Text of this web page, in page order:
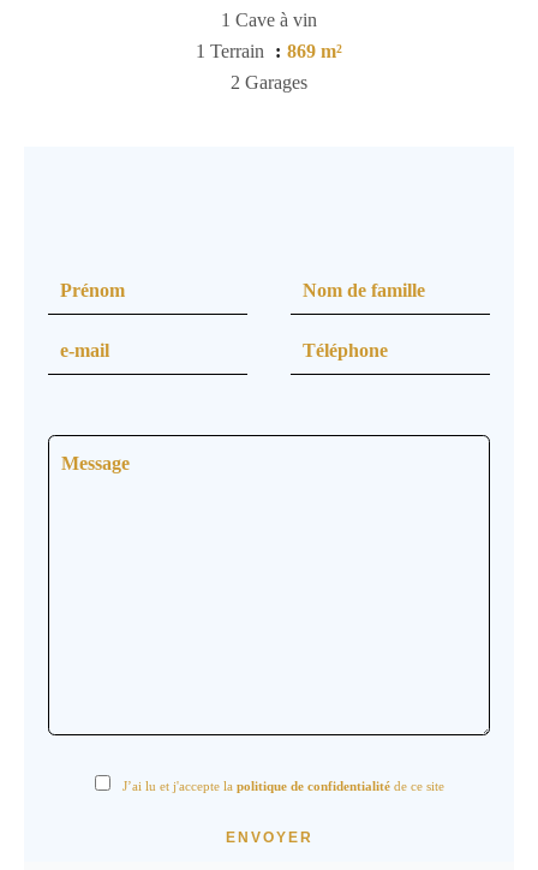
1 Cave à vin
1 Terrain
869 m²
2 Garages
J’ai lu et j'accepte la politique de confidentialitéde ce site
ENVOYER